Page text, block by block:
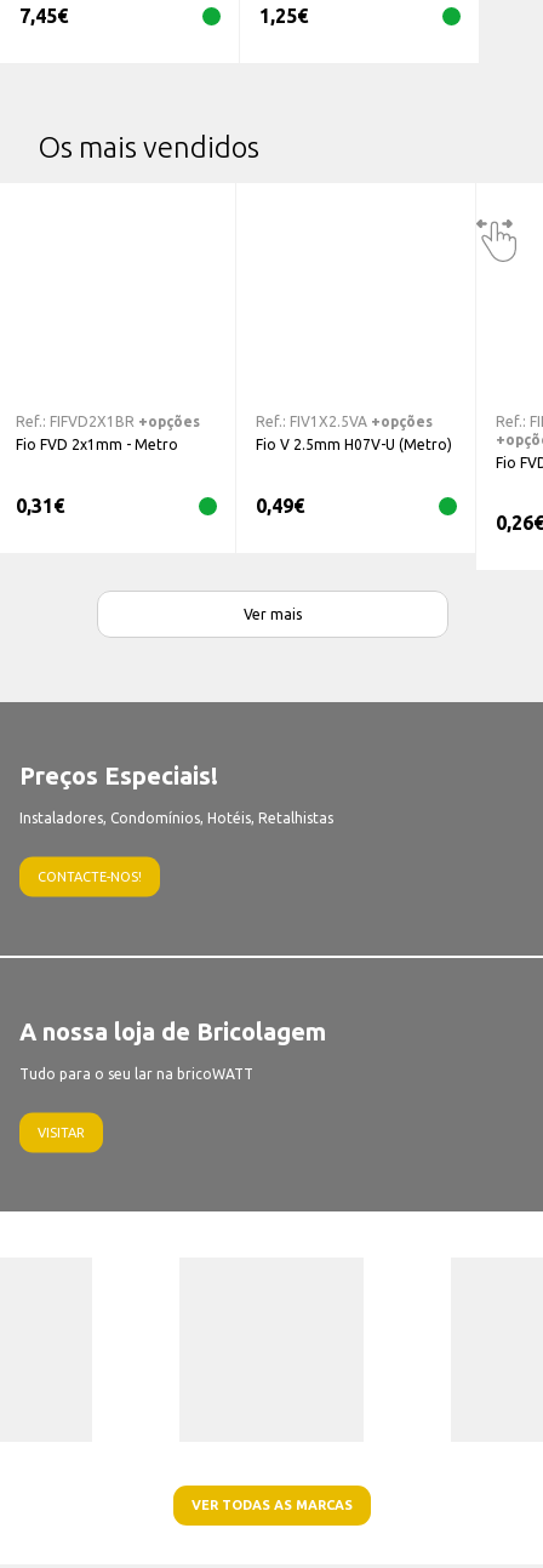
7,45€ 1,25€
Os mais vendidos
Ref.: FIFVD2X1BR +opções
Fio FVD 2x1mm - Metro
0,31€
Ref.: FIV1X2.5VA +opções
Fio V 2.5mm H07V-U (Metro)
0,49€
Ref.:
Fio
0,26€
Ver mais
Preços Especiais!
Instaladores, Condomínios, Hotéis, Retalhistas
CONTACTE-NOS!
A nossa loja de Bricolagem
Tudo para o seu lar na bricoWATT
VISITAR
VER TODAS AS MARCAS